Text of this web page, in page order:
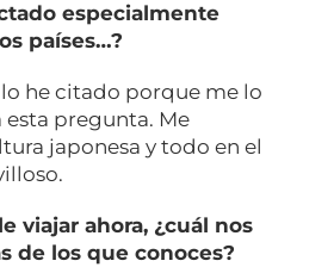
especialmente
países…?
he citado porque me lo
esta pregunta. Me
japonesa y todo en el
viajar ahora, ¿cuál nos
de los que conoces?